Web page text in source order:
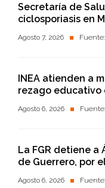
Secretaría de
ciclosporiasis en
Agosto 7, 2026 Fuente:
INEA atienden a
rezago educativo
Agosto 6, 2026 Fuente:
La FGR detiene a
de Guerrero, por
Agosto 6, 2026 Fuente: